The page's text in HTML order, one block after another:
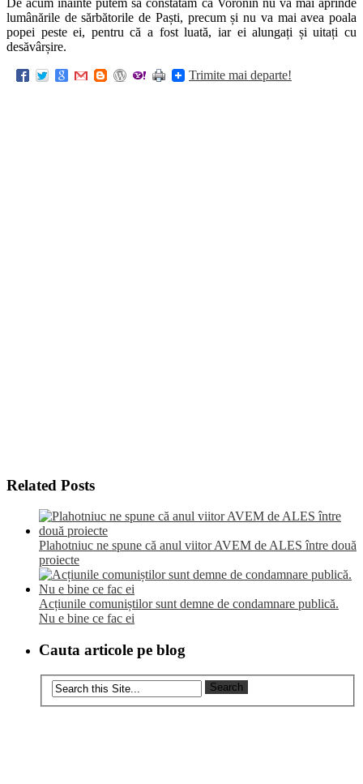
lumânările de sărbătorile de Paști, precum și nu va mai avea poala
popei peste ei, pentru că a fost luată, iar ei alungați și uitați cu
desăvârșire.
Trimite mai departe!
Related Posts
Plahotniuc ne spune că anul viitor AVEM de ALES între două
proiecte
Acțiunile comuniștilor sunt demne de condamnare publică.
Nu e bine ce fac ei
Cauta articole pe blog